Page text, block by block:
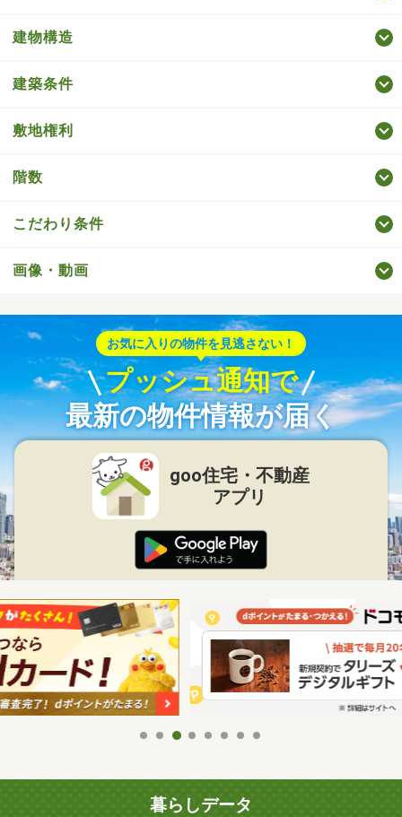
建物構造
建築条件
敷地権利
階数
こだわり条件
画像・動画
お気に入りの物件を見逃さない！
プッシュ通知で
最新の物件情報が届く
goo住宅・不動産
アプリ
暮らしデータ